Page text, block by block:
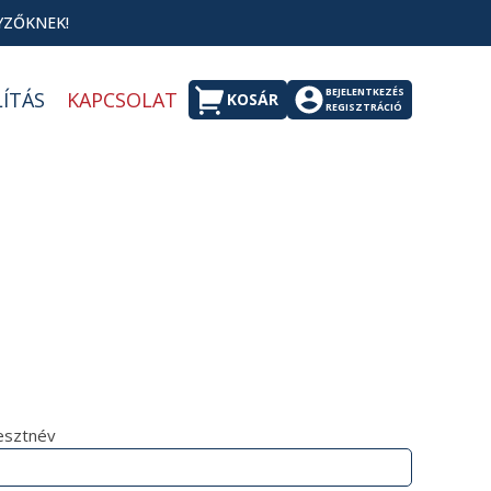
KAPCSOLAT KOSÁR
BEJELENTKEZÉS
REGISZTRÁCIÓ